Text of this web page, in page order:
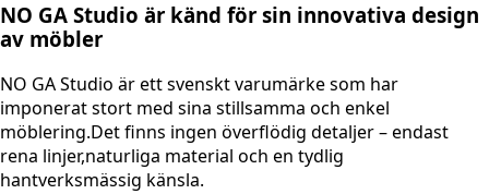
NO GA Studio är känd för sin innovativa design
av möbler
NO GA Studio är ett svenskt varumärke som har
imponerat stort med sina stillsamma och enkel
möblering.Det finns ingen överflödig detaljer – endast
rena linjer,naturliga material och en tydlig
hantverksmässig känsla.